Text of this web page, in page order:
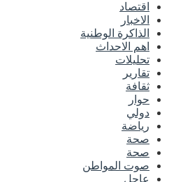
اقتصاد
الاخبار
الذاكرة الوطنية
اهم الاحداث
تحليلات
تقارير
ثقافة
حوار
دولي
رياضة
صحة
صحة
صوت المواطن
عاجل